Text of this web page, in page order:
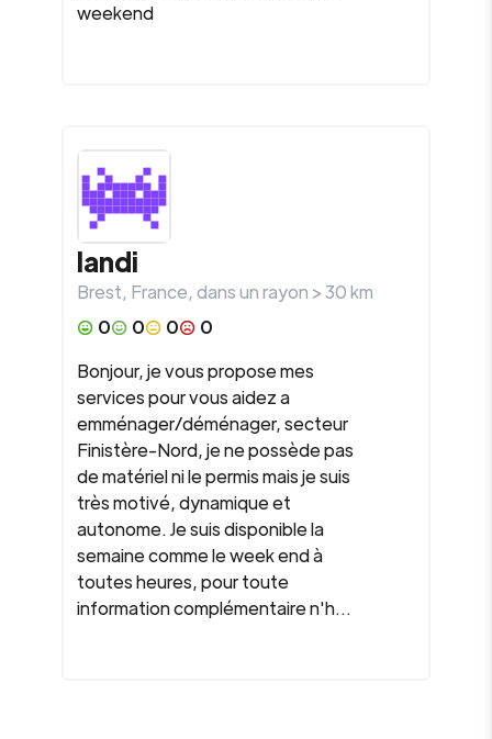
weekend
landi
Brest, France, dans un rayon >30km
0
0 0
0
Bonjour, je vous propose mes
services pour vous aidez a
emménager/déménager, secteur
Finistère-Nord, je ne possède pas
de matériel ni le permis mais je suis
très motivé, dynamique et
autonome. Je suis disponible la
semaine comme le week end à
toutes heures, pour toute
information complémentaire n'h...